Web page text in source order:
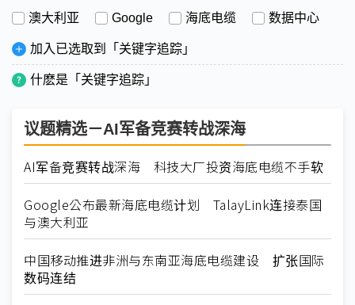
澳大利亚 Google 海底电缆 数据中心
加入已选取到「关键字追踪」
什麽是「关键字追踪」
议题精选－AI军备竞赛转战深海
AI军备竞赛转战深海 科技大厂投资海底电缆不手软
Google公布最新海底电缆计划 TalayLink连接泰国
与澳大利亚
中国移动推进非洲与东南亚海底电缆建设 扩张国际
数码连结